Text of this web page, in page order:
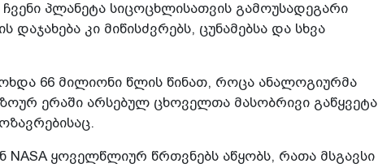
პლანეტა სიცოცხლისათვის გამოუსადეგარი
კი მიწისძვრებს, ცუნამებსა და სხვა
66 მილიონი წლის წინათ, როცა ანალოგიურმა
ერაში არსებულ ცხოველთა მასობრივი გაწყვეტა
ყოველწლიურ წრთვნებს აწყობს, რათა მსგავსი